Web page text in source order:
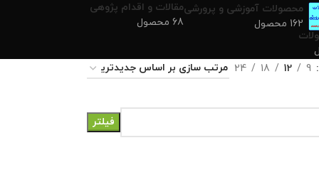
محصولات آموزشی و پرورشی
162 محصول
مقالات و اقدام پژوهی
68 محصول
9
12
18
24
فیلتر